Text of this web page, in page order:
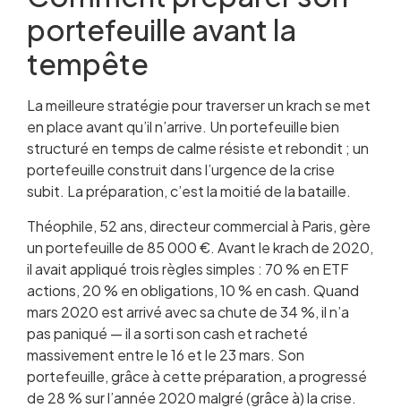
portefeuille avant la
tempête
La meilleure stratégie pour traverser un krach se met
en place avant qu’il n’arrive. Un portefeuille bien
structuré en temps de calme résiste et rebondit ; un
portefeuille construit dans l’urgence de la crise
subit. La préparation, c’est la moitié de la bataille.
Théophile, 52 ans, directeur commercial à Paris, gère
un portefeuille de 85 000 €. Avant le krach de 2020,
il avait appliqué trois règles simples : 70 % en ETF
actions, 20 % en obligations, 10 % en cash. Quand
mars 2020 est arrivé avec sa chute de 34 %, il n’a
pas paniqué — il a sorti son cash et racheté
massivement entre le 16 et le 23 mars. Son
portefeuille, grâce à cette préparation, a progressé
de 28 % sur l’année 2020 malgré (grâce à) la crise.